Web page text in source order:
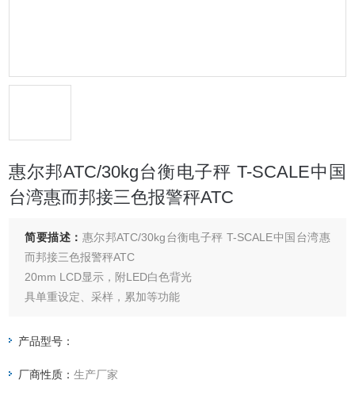
惠尔邦ATC/30kg台衡电子秤 T-SCALE中国
台湾惠而邦接三色报警秤ATC
简要描述： 惠尔邦ATC/30kg台衡电子秤 T-SCALE中国台湾惠
而邦接三色报警秤ATC
20mm LCD显示，附LED白色背光
具单重设定、采样，累加等功能
附不锈钢秤盘
产品型号：
厂商性质：生产厂家